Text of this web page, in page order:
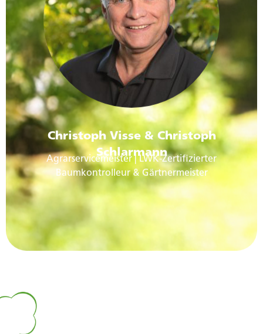
Christoph Visse & Christoph
Schlarmann
Agrarservicemeister |
LWK-Zertifizierter
Baumkontrolleur &
Gärtnermeister